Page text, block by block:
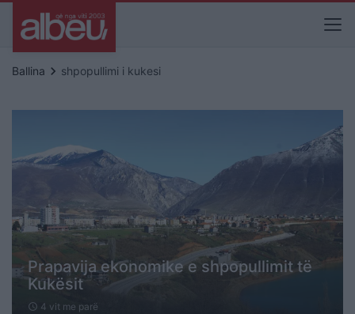
Ballina keyboard_arrow_right shpopullimi i kukesi
Prapavija ekonomike e shpopullimit të
Kukësit
schedule 4 vit me parë